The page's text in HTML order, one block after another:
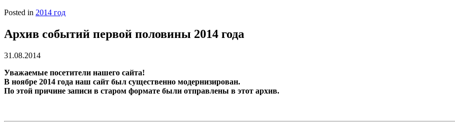
Posted in 2014 год
Архив событий первой половины 2014 года
31.08.2014
Уважаемые посетители нашего сайта!
В ноябре 2014 года наш сайт был существенно модернизирован.
По этой причине записи в старом формате были отправлены в этот архив.